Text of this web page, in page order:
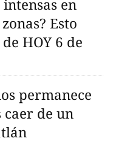
en
Esto
HOY 6 de
permanece
de un